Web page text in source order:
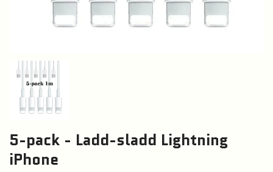
5-pack - Ladd-sladd Lightning
iPhone